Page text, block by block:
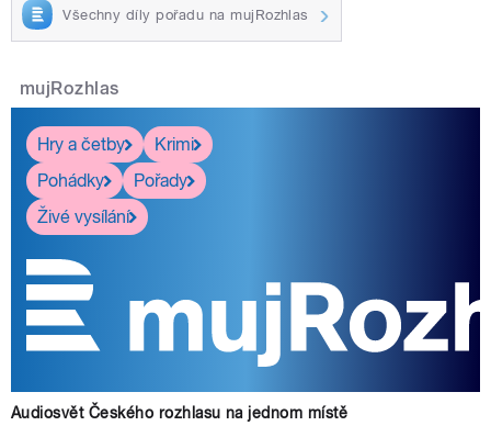
Všechny díly pořadu na mujRozhlas
mujRozhlas
Hry a četby
Krimi
Pohádky
Pořady
Živé vysílání
Audiosvět Českého rozhlasu na jednom místě